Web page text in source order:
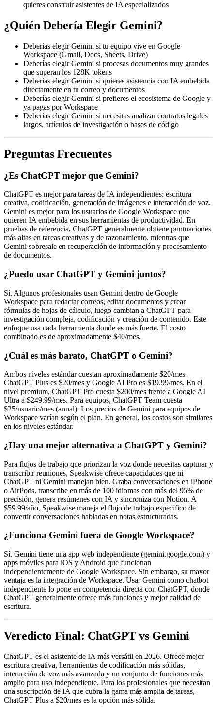
quieres construir asistentes de IA especializados
¿Quién Debería Elegir Gemini?
Deberías elegir Gemini si tu equipo vive en Google
Workspace (Gmail, Docs, Sheets, Drive)
Deberías elegir Gemini si procesas documentos muy grandes
que superan los 128K tokens
Deberías elegir Gemini si quieres asistencia con IA embebida
directamente en tu correo y documentos
Deberías elegir Gemini si prefieres el ecosistema de Google y
ya pagas por Workspace
Deberías elegir Gemini si necesitas analizar contratos legales
largos, artículos de investigación o bases de código
Preguntas Frecuentes
¿Es ChatGPT mejor que Gemini?
ChatGPT es mejor para tareas de IA independientes: escritura
creativa, codificación, generación de imágenes e interacción de voz.
Gemini es mejor para los usuarios de Google Workspace que
quieren IA embebida en sus herramientas de productividad. En
pruebas de referencia, ChatGPT generalmente obtiene puntuaciones
más altas en tareas creativas y de razonamiento, mientras que
Gemini sobresale en recuperación de información y procesamiento
de documentos.
¿Puedo usar ChatGPT y Gemini juntos?
Sí. Algunos profesionales usan Gemini dentro de Google
Workspace para redactar correos, editar documentos y crear
fórmulas de hojas de cálculo, luego cambian a ChatGPT para
investigación compleja, codificación y creación de contenido. Este
enfoque usa cada herramienta donde es más fuerte. El costo
combinado es de aproximadamente $40/mes.
¿Cuál es más barato, ChatGPT o Gemini?
Ambos niveles estándar cuestan aproximadamente $20/mes.
ChatGPT Plus es $20/mes y Google AI Pro es $19.99/mes. En el
nivel premium, ChatGPT Pro cuesta $200/mes frente a Google AI
Ultra a $249.99/mes. Para equipos, ChatGPT Team cuesta
$25/usuario/mes (anual). Los precios de Gemini para equipos de
Workspace varían según el plan. En general, los costos son similares
en los niveles estándar.
¿Hay una mejor alternativa a ChatGPT y Gemini?
Para flujos de trabajo que priorizan la voz donde necesitas capturar y
transcribir reuniones, Speakwise ofrece capacidades que ni
ChatGPT ni Gemini manejan bien. Graba conversaciones en iPhone
o AirPods, transcribe en más de 100 idiomas con más del 95% de
precisión, genera resúmenes con IA y sincroniza con Notion. A
$59.99/año, Speakwise maneja el flujo de trabajo específico de
convertir conversaciones habladas en notas estructuradas.
¿Funciona Gemini fuera de Google Workspace?
Sí. Gemini tiene una app web independiente (gemini.google.com) y
apps móviles para iOS y Android que funcionan
independientemente de Google Workspace. Sin embargo, su mayor
ventaja es la integración de Workspace. Usar Gemini como chatbot
independiente lo pone en competencia directa con ChatGPT, donde
ChatGPT generalmente ofrece más funciones y mejor calidad de
escritura.
Veredicto Final: ChatGPT vs Gemini
ChatGPT es el asistente de IA más versátil en 2026. Ofrece mejor
escritura creativa, herramientas de codificación más sólidas,
interacción de voz más avanzada y un conjunto de funciones más
amplio para uso independiente. Para los profesionales que necesitan
una suscripción de IA que cubra la gama más amplia de tareas,
ChatGPT Plus a $20/mes es la opción más sólida.